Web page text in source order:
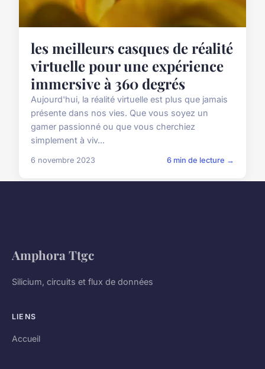
les meilleurs casques de réalité
virtuelle pour une expérience
immersive à 360 degrés
Aujourd'hui, la réalité virtuelle est plus que jamais
présente dans nos vies. Que vous soyez un
gamer passionné ou que vous cherchiez
simplement à viv...
6 novembre 2023 6 min de lecture →
Amphora Ttgc
Silicium, circuits et flux de données
LIENS
Accueil